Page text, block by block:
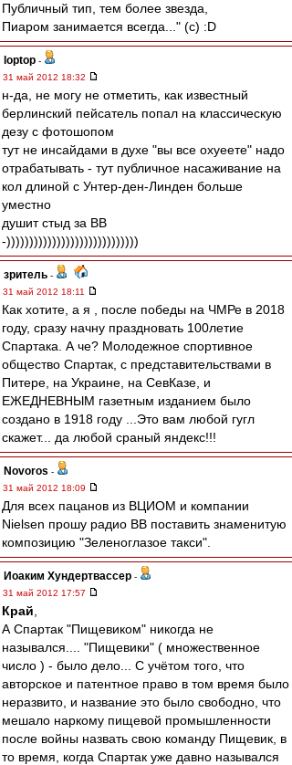
Публичный тип, тем более звезда,
Пиаром занимается всегда..." (с) :D
loptop -
31 май 2012 18:32
н-да, не могу не отметить, как известный
берлинский пейсатель попал на классическую
дезу с фотошопом
тут не инсайдами в духе "вы все охуеете" надо
отрабатывать - тут публичное насаживание на
кол длиной с Унтер-ден-Линден больше
уместно
душит стыд за ВВ
-)))))))))))))))))))))))))))))
зpитель -
31 май 2012 18:11
Как хотите, а я , после победы на ЧМРе в 2018
году, сразу начну праздновать 100летие
Спартака. А че? Молодежное спортивное
общество Спартак, с представительствами в
Питере, на Украине, на СевКазе, и
ЕЖЕДНЕВНЫМ газетным изданием было
создано в 1918 году ...Это вам любой гугл
скажет... да любой сраный яндекс!!!
Novoros -
31 май 2012 18:09
Для всех пацанов из ВЦИОМ и компании
Nielsen прошу радио ВВ поставить знаменитую
композицию "Зеленоглазое такси".
Иоаким Хундертвассер -
31 май 2012 17:57
Край
А Спартак "Пищевиком" никогда не
назывался.... "Пищевики" ( множественное
число ) - было дело... С учётом того, что
авторское и патентное право в том время было
неразвито, и название это было свободно, что
мешало наркому пищевой промышленности
после войны назвать свою команду Пищевик, в
то время, когда Спартак уже давно назывался